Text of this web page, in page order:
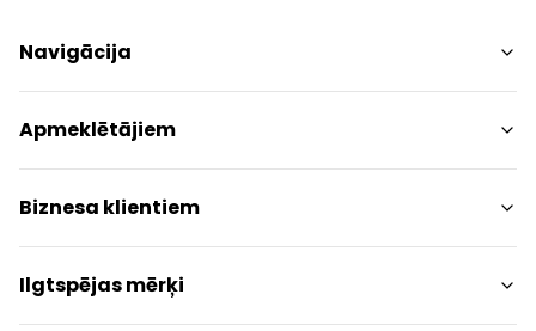
Navigācija
Iepirkšanās
Pakalpojumi
Izklaides
Restorāni
Apmeklētājiem
Centra plāns
Dzīvniekiem draudzīgs
Kontakti
Akcijas
Biznesa klientiem
Kontakti
Paziņojums presei
Ilgtspējas mērķi